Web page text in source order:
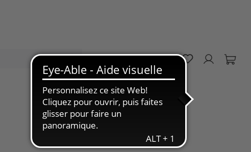
FR Vous avez 0